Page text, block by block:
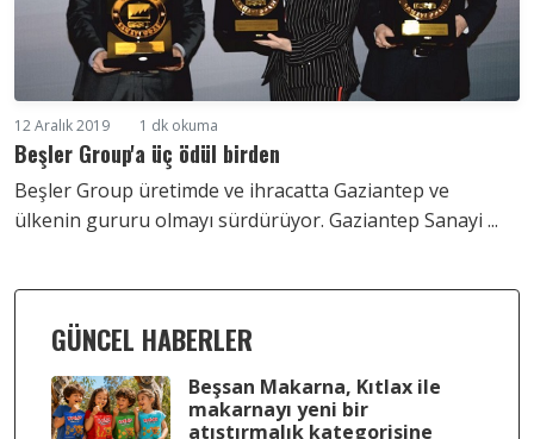
12 Aralık 2019 1 dk okuma
Beşler Group'a üç ödül birden
Beşler Group üretimde ve ihracatta Gaziantep ve
ülkenin gururu olmayı sürdürüyor. Gaziantep Sanayi ...
GÜNCEL HABERLER
Beşsan Makarna, Kıtlax ile
makarnayı yeni bir
atıştırmalık kategorisine